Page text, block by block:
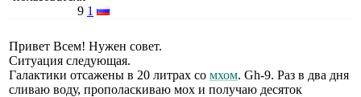
9 1
Привет Всем! Нужен совет.
Ситуация следующая.
Галактики отсажены в 20 литрах со мхом. Gh-9. Раз в два дня
сливаю воду, прополаскиваю мох и получаю десяток